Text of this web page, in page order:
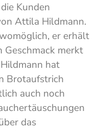
Kunden
Attila Hildmann.
er erhält
Geschmack merkt
hat
Brotaufstrich
auch noch
das